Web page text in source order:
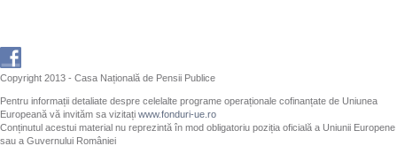
Copyright 2013 - Casa Națională de Pensii Publice
Pentru informații detaliate despre celelalte programe operaționale cofinanțate de Uniunea
Europeană vă invităm sa vizitați www.fonduri-ue.ro
Conținutul acestui material nu reprezintă în mod obligatoriu poziția oficială a Uniunii Europene
sau a Guvernului României